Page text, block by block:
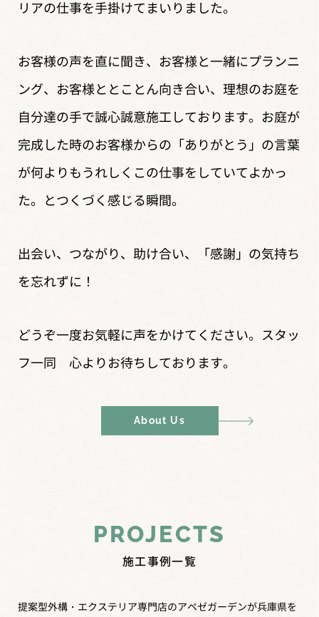
リアの仕事を手掛けてまいりました。
お客様の声を直に聞き、お客様と一緒にプランニ
ング、 お客様ととことん向き合い、理想のお庭を
自分達の手で誠心誠意施工しております。 お庭が
完成した時のお客様からの「ありがとう」の言葉
が何よりもうれしく この仕事をしていてよかっ
た。とつくづく感じる瞬間。
出会い、つながり、助け合い、「感謝」の気持ち
を忘れずに！
どうぞ一度お気軽に声をかけてください。 スタッ
フ一同 心よりお待ちしております。
About Us
PROJECTS
施工事例一覧
提案型外構・エクステリア専門店のアペゼガーデンが兵庫県を